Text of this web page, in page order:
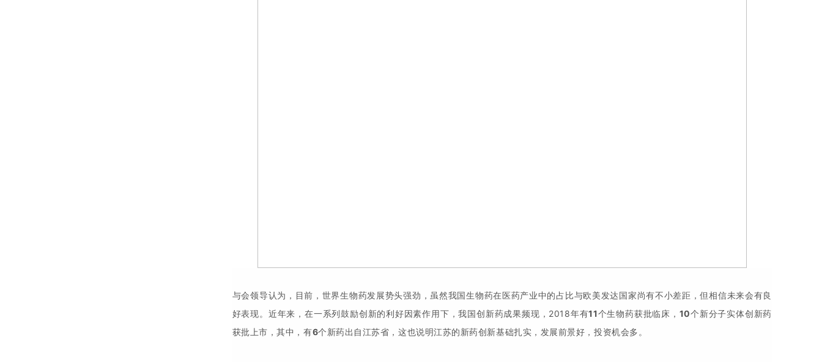
与会领导认为，目前，世界生物药发展势头强劲，虽然我国生物药在医药产业中的占比与欧美发达国家尚有不小差距，但相信未来会有良
好表现。近年来，在一系列鼓励创新的利好因素作用下，我国创新药成果频现，2018年有11个生物药获批临床， 10个新分子实体创新药
获批上市，其中，有6个新药出自江苏省，这也说明江苏的新药创新基础扎实，发展前景好，投资机会多。